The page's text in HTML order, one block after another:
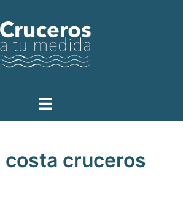
Alternar
costa cruceros